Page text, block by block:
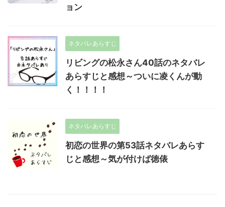
ョン
ネタバレあらすじ
リビングの松永さん40話のネタバレ
あらすじと感想～ついに凌くんが動
く！！！！
ネタバレあらすじ
初恋の世界の第53話ネタバレあらす
じと感想～気が付けば徳俵